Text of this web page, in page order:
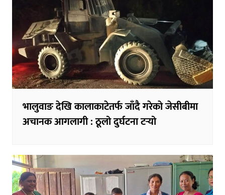
भालुवाङ देखि कालाकाटेतर्फ जाँदै गरेकाे जेसीबीमा
अचानक आगलागी : ठूलो दुर्घटना टर्‍यो